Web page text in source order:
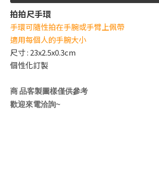
拍拍尺手環
手環可隨性拍在手腕或手臂上佩帶
適用每個人的手腕大小
尺寸 : 23x2.5x0.3cm
個性化訂製
商品客製圖樣僅供參考
歡迎來電洽詢~